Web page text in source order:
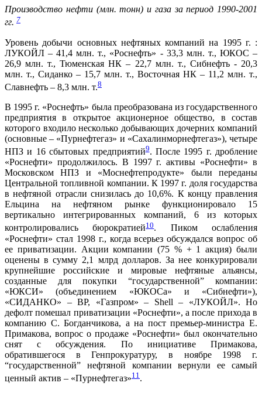
Производство нефти (млн. тонн) и газа за период 1990-2001
гг. 7
Уровень добычи основных нефтяных компаний на 1995 г. :
ЛУКОЙЛ – 41,4 млн. т., «Роснефть» - 33,3 млн. т., ЮКОС –
26,9 млн. т., Тюменская НК – 22,7 млн. т., Сибнефть - 20,3
млн. т., Сиданко – 15,7 млн. т., Восточная НК – 11,2 млн. т.,
Славнефть – 8,3 млн. т.8
В 1995 г. «Роснефть» была преобразована из государственного
предприятия в открытое акционерное общество, в состав
которого входило несколько добывающих дочерних компаний
(основные – «Пурнефтегаз» и «Сахалинморнефтегаз»), четыре
НПЗ и 16 сбытовых предприятий9. После 1995 г. дробление
«Роснефти» продолжилось. В 1997 г. активы «Роснефти» в
Московском НПЗ и «Моснефтепродукте» были переданы
Центральной топливной компании. К 1997 г. доля государства
в нефтяной отрасли снизилась до 10,6%. К концу правления
Ельцина на нефтяном рынке функционировало 15
вертикально интегрированных компаний, 6 из которых
контролировались бюрократией10. Пиком ослабления
«Роснефти» стал 1998 г., когда всерьез обсуждался вопрос об
ее приватизации. Акции компании (75 % + 1 акция) были
оценены в сумму 2,1 млрд долларов. За нее конкурировали
крупнейшие российские и мировые нефтяные альянсы,
созданные для покупки “государственной” компании:
«ЮКСИ» (объединением «ЮКОСа» и «Сибнефти»),
«СИДАНКО» – ВР, «Газпром» – Shell – «ЛУКОЙЛ». Но
дефолт помешал приватизации «Роснефти», а после прихода в
компанию С. Богданчикова, а на пост премьер-министра Е.
Примакова, вопрос о продаже «Роснефти» был окончательно
снят с обсуждения. По инициативе Примакова,
обратившегося в Генпрокуратуру, в ноябре 1998 г.
“государственной” нефтяной компании вернули ее самый
ценный актив – «Пурнефтегаз»11 .